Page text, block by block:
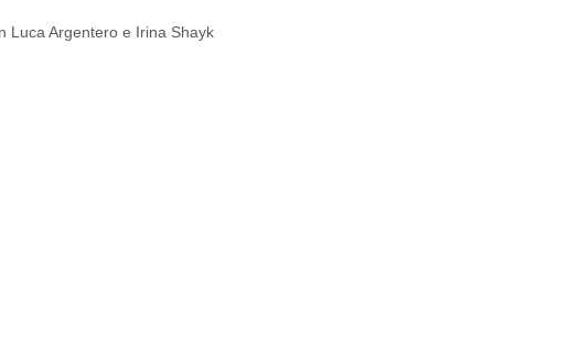
Luca Argentero e Irina Shayk